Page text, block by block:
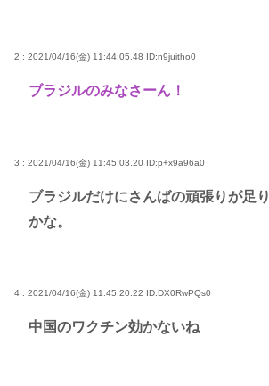
2 : 2021/04/16(金) 11:44:05.48 ID:n9juitho0
ブラジルのみなさーん！
3 : 2021/04/16(金) 11:45:03.20 ID:p+x9a96a0
ブラジルだけにさんばの頑張りが足
かな。
4 : 2021/04/16(金) 11:45:20.22 ID:DX0RwPQs0
中国のワクチン効かないね